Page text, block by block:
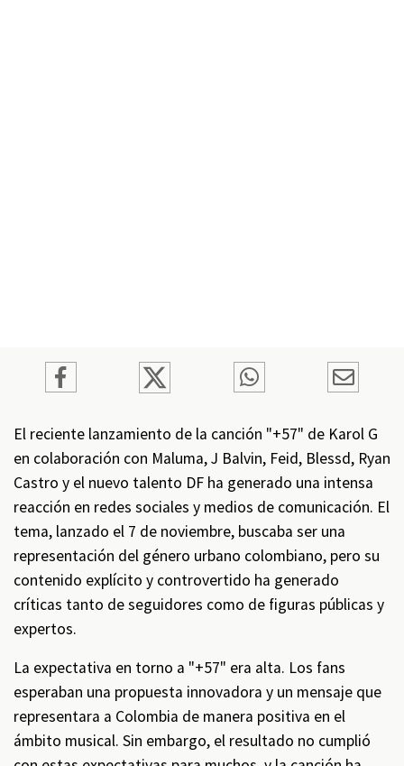
El reciente lanzamiento de la canción "+57" de Karol G
en colaboración con Maluma, J Balvin, Feid, Blessd, Ryan
Castro y el nuevo talento DF ha generado una intensa
reacción en redes sociales y medios de comunicación. El
tema, lanzado el 7 de noviembre, buscaba ser una
representación del género urbano colombiano, pero su
contenido explícito y controvertido ha generado
críticas tanto de seguidores como de figuras públicas y
expertos.
La expectativa en torno a "+57" era alta. Los fans
esperaban una propuesta innovadora y un mensaje que
representara a Colombia de manera positiva en el
ámbito musical. Sin embargo, el resultado no cumplió